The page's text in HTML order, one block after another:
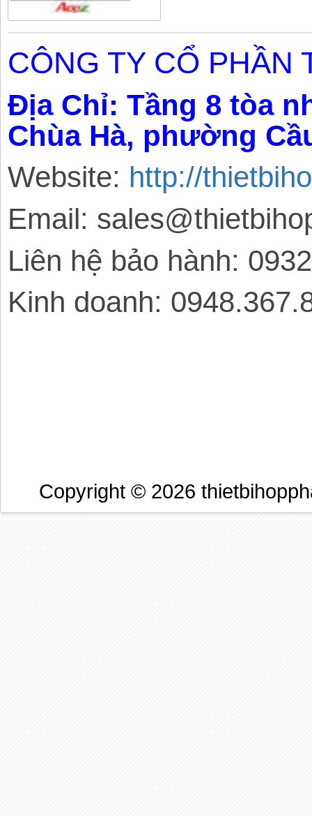
CÔNG TY CỔ PHẦN
Địa Chỉ: Tầng 8 tòa
Chùa Hà, phường
Website: http://
Email:
Liên hệ bảo hành:
Kinh doanh:
Copyright © 2026